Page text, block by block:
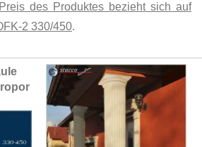
des Produktes bezieht sich auf
2 330/450.